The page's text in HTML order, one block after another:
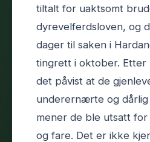
tiltalt for uaktsomt
dyrevelferdsloven, og
dager til saken i
tingrett i oktober. Etter
det påvist at de
underernærte og
mener de ble utsatt
og fare. Det er ikke